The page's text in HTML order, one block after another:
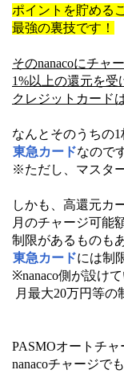
ポイントを貯める
最強の裏技です！
そのnanacoにチャ
1%以上の還元を受
クレジットカード
なんとそのうちの1
東急カードなので
※ただし、マスタ
しかも、高還元カ
月のチャージ可能
制限があるものも
東急カードには制
※nanaco側が設け
月最大20万円等の
PASMOオートチャ
nanacoチャージで